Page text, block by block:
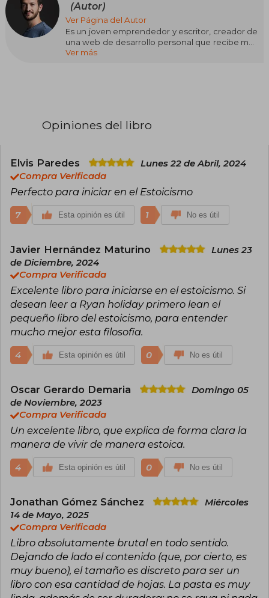
(Autor)
Ver Página del Autor
Es un joven emprendedor y escritor, creador de
una web de desarrollo personal que recibe más
de 50.000 visitas al mes. En su búsqueda de una
adecuado para principiantes» de todos los que
Ver más
Opiniones del libro
Elvis Paredes
Lunes 22 de Abril, 2024
Compra Verificada
Perfecto para iniciar en el Estoicismo
7 Esta opinión es útil 1 No es útil
Javier Hernández Maturino
Lunes 23
de Diciembre, 2024
Compra Verificada
Excelente libro para iniciarse en el estoicismo. Si
desean leer a Ryan holiday primero lean el
pequeño libro del estoicismo, para entender
mucho mejor esta filosofia.
4 Esta opinión es útil 0 No es útil
Oscar Gerardo Demaria
Domingo 05
de Noviembre, 2023
Compra Verificada
Un excelente libro, que explica de forma clara la
manera de vivir de manera estoica.
4 Esta opinión es útil 0 No es útil
Jonathan Gómez Sánchez
Miércoles
14 de Mayo, 2025
Compra Verificada
Libro absolutamente brutal en todo sentido.
Dejando de lado el contenido (que, por cierto, es
muy bueno), el tamaño es discreto para ser un
libro con esa cantidad de hojas. La pasta es muy